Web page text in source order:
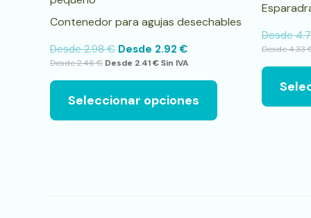
Contenedor para agujas desechables
Desde2.98€ Desde 2.92€
Desde2.46€ Desde 2.41€Sin IVA
Seleccionar opciones
múltiples
variantes.
opciones
se
Desde
Desde4.33